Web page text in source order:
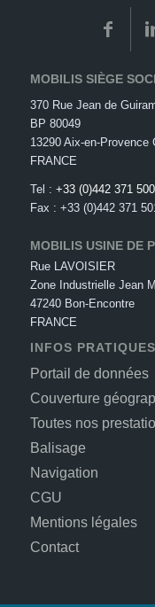
MOBILIS SIÈGE
370 Rue Jean de
BP 80049
13290 Aix-en-Provence
FRANCE
Tel : +33 (0)442 371 500
Fax : +33 (0)442 371
MOBILIS USINE DE
Rue LAVOISIER
Zone Industrielle Jean
47240 Bon-Encontre
FRANCE
INFOS PRATIQUES
Portail de données
Couverture
Toutes nos
Balisage
Navigation
CGU
Mentions légales
Contact